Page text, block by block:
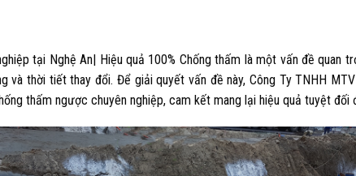
tại Nghệ An| Hiệu quả 100% Chống thấm là một vấn đề quan
và thời tiết thay đổi. Để giải quyết vấn đề này, Công Ty TNHH
thấm ngược chuyên nghiệp, cam kết mang lại hiệu quả tuyệt đối